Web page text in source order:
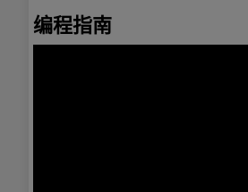
编程指南